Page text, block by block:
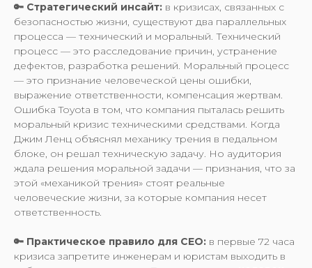
🔑 Стратегический инсайт: в кризисах, связанных с
безопасностью жизни, существуют два параллельных
процесса — технический и моральный. Технический
процесс — это расследование причин, устранение
дефектов, разработка решений. Моральный процесс
— это признание человеческой цены ошибки,
выражение ответственности, компенсация жертвам.
Ошибка Toyota в том, что компания пыталась решить
моральный кризис техническими средствами. Когда
Джим Ленц объяснял механику трения в педальном
блоке, он решал техническую задачу. Но аудитория
ждала решения моральной задачи — признания, что за
этой «механикой трения» стоят реальные
человеческие жизни, за которые компания несет
ответственность.
🔑 Практическое правило для CEO: в первые 72 часа
кризиса запретите инженерам и юристам выходить в